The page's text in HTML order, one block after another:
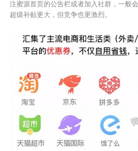
注蜜源首页的公告栏或者加入社群，一般
超级补贴更大，但竞争也更激烈。